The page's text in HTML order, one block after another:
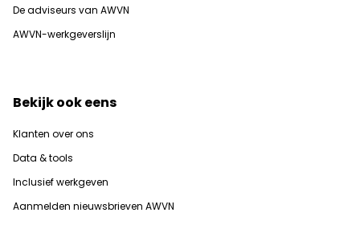
De adviseurs van AWVN
AWVN-werkgeverslijn
Bekijk ook eens
Klanten over ons
Data & tools
Inclusief werkgeven
Aanmelden nieuwsbrieven AWVN